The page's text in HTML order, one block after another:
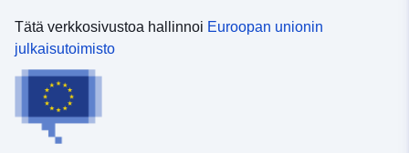
Spatiaalinen
resurssi:
Vastaa:
Tätä verkkosivustoa hallinnoi Euroopan unionin
julkaisutoimisto